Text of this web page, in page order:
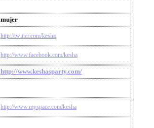
mujer
http://twitter.com/kesha
http://www.facebook.com/kesha
http://www.keshasparty.com/
http://www.myspace.com/kesha